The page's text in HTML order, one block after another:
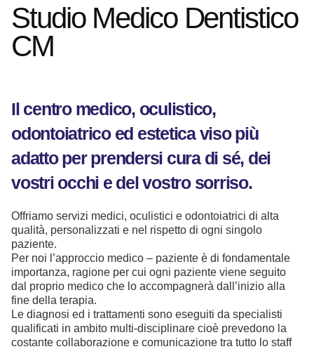
Studio Medico Dentistico
CM
Il centro medico, oculistico,
odontoiatrico ed estetica viso più
adatto per prendersi cura di sé, dei
vostri occhi e del vostro sorriso.
Offriamo servizi medici, oculistici e odontoiatrici di alta
qualità, personalizzati e nel rispetto di ogni singolo
paziente.
Per noi l’approccio medico – paziente è di fondamentale
importanza, ragione per cui ogni paziente viene seguito
dal proprio medico che lo accompagnerà dall’inizio alla
fine della terapia.
Le diagnosi ed i trattamenti sono eseguiti da specialisti
qualificati in ambito multi-disciplinare cioè prevedono la
costante collaborazione e comunicazione tra tutto lo staff